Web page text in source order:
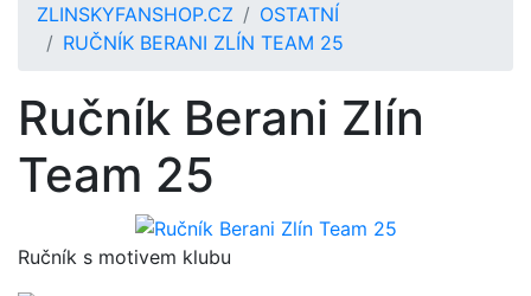
ZLINSKYFANSHOP.CZ
OSTATNÍ
RUČNÍK BERANI ZLÍN TEAM 25
Ručník Berani Zlín
Team 25
Ručník s motivem klubu